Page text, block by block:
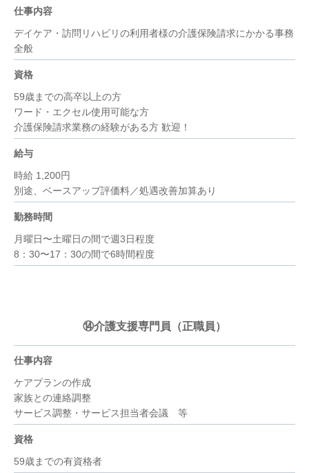
仕事内容
デイケア・訪問リハビリの利用者様の介護保険請求にかかる事務
全般
資格
59歳までの高卒以上の方
ワード・エクセル使用可能な方
介護保険請求業務の経験がある方 歓迎！
給与
時給 1,200円
別途、ベースアップ評価料／処遇改善加算あり
勤務時間
月曜日〜土曜日の間で週3日程度
8：30〜17：30の間で6時間程度
⑭介護支援専門員（正職員）
仕事内容
ケアプランの作成
家族との連絡調整
サービス調整・サービス担当者会議 等
資格
59歳までの有資格者